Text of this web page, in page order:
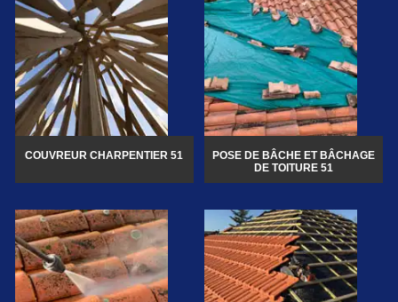
COUVREUR CHARPENTIER 51
POSE DE BÂCHE ET BÂCHAGE
DE TOITURE 51